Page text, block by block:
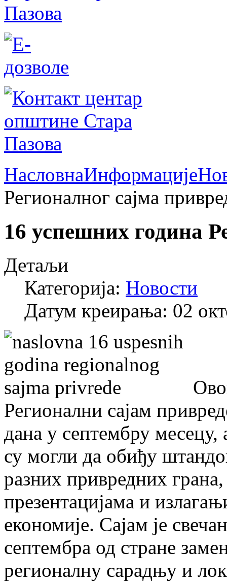
НасловнаИнформације
Регионалног сајма
16 успешних година
Детаљи
Категорија: Новости
Датум креирања: 02
Регионални сајам
дана у септембру месецу,
су могли да обиђу
разних привредних
презентацијама и
економије. Сајам је
септембра од стране
регионалну сарадњу и